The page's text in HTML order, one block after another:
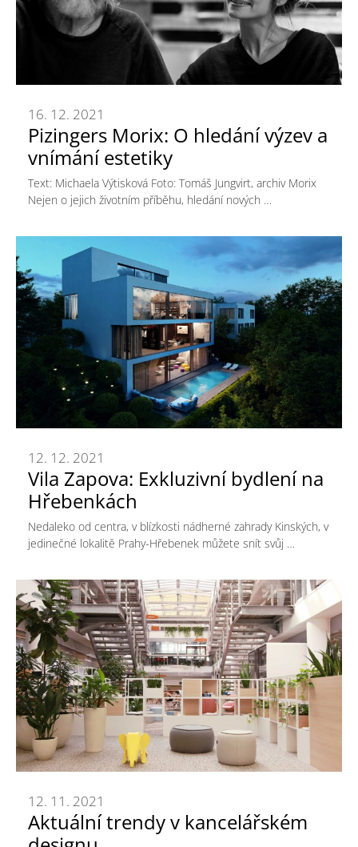
Pizingers Morix: O hledání výzev a
vnímání estetiky
16. 12. 2021
Text: Michaela Výtisková Foto: Tomáš Jungvirt, archiv Morix
Nejen o jejich životním příběhu, hledání nových …
Vila Zapova: Exkluzivní bydlení na
Hřebenkách
12. 12. 2021
Nedaleko od centra, v blízkosti nádherné zahrady Kinských, v
jedinečné lokalitě Prahy-Hřebenek můžete snít svůj …
Aktuální trendy v kancelářském
12. 11. 2021